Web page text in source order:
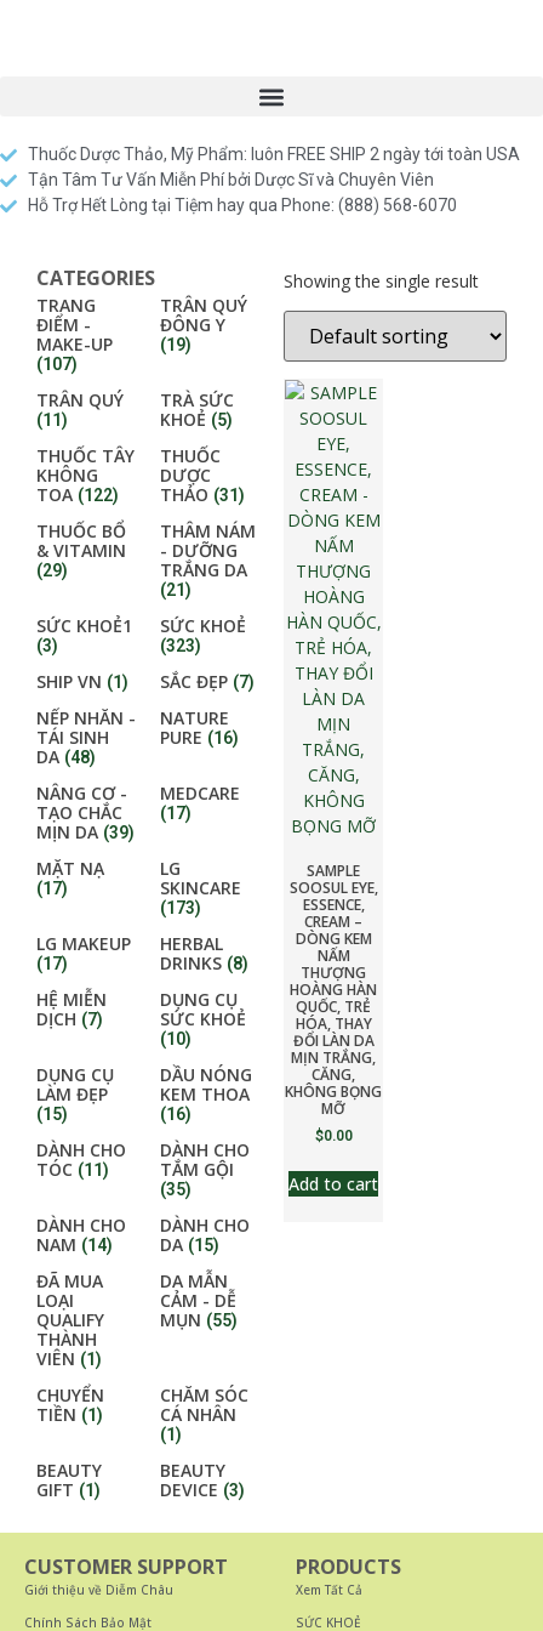
Thuốc Dược Thảo, Mỹ Phẩm: luôn FREE SHIP 2 ngày tới toàn USA
Tận Tâm Tư Vấn Miễn Phí bởi Dược Sĩ và Chuyên Viên
Hỗ Trợ Hết Lòng tại Tiệm hay qua Phone: (888) 568-6070
CATEGORIES
TRANG
ĐIỂM -
MAKE-UP
(107)
TRÂN QUÝ
ĐÔNG Y
(19)
TRÂN QUÝ
(11)
TRÀ SỨC
KHOẺ (5)
THUỐC TÂY
KHÔNG
TOA (122)
THUỐC
DƯỢC
THẢO (31)
THUỐC BỔ
& VITAMIN
(29)
THÂM NÁM
- DƯỠNG
TRẮNG DA
(21)
SỨC KHOẺ1
(3)
SỨC KHOẺ
(323)
SHIP VN (1) SẮC ĐẸP (7)
NẾP NHĂN -
TÁI SINH
DA (48)
NATURE
PURE (16)
NÂNG CƠ -
TẠO CHẮC
MỊN DA (39)
MEDCARE
(17)
MẶT NẠ
(17)
LG
SKINCARE
(173)
LG MAKEUP
(17)
HERBAL
DRINKS (8)
HỆ MIỄN
DỊCH (7)
DỤNG CỤ
SỨC KHOẺ
(10)
DỤNG CỤ
LÀM ĐẸP
(15)
DẦU NÓNG
KEM THOA
(16)
DÀNH CHO
TÓC (11)
DÀNH CHO
TẮM GỘI
(35)
DÀNH CHO
NAM (14)
DÀNH CHO
DA (15)
ĐÃ MUA
LOẠI
QUALIFY
THÀNH
VIÊN (1)
DA MẪN
CẢM - DỄ
MỤN (55)
CHUYỂN
TIỀN (1)
CHĂM SÓC
CÁ NHÂN
(1)
BEAUTY
GIFT (1)
BEAUTY
DEVICE (3)
Showing the single result
SAMPLE
SOOSUL EYE,
ESSENCE,
CREAM –
DÒNG KEM
NẤM
THƯỢNG
HOÀNG HÀN
QUỐC, TRẺ
HÓA, THAY
ĐỔI LÀN DA
MỊN TRẮNG,
CĂNG,
KHÔNG BỌNG
MỠ
$0.00
Add to cart
CUSTOMER SUPPORT
Giới thiệu về Diễm Châu
Chính Sách Bảo Mật
PRODUCTS
Xem Tất Cả
SỨC KHOẺ